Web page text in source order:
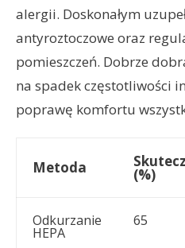
alergii. Doskonałym
antyroztoczowe oraz
pomieszczeń. Dobrze
na spadek częstotliwości
poprawę komfortu
Metoda (%)
Odkurzanie
HEPA
65